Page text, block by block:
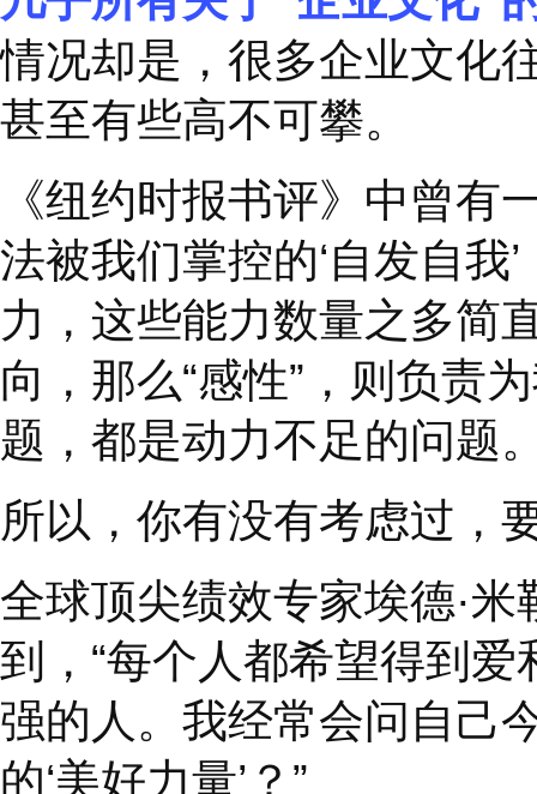
有了清晰的企业文化
几乎所有关于“企业文
情况却是，很多企业
甚至有些高不可攀。
《纽约时报书评》中
法被我们掌控的‘自发
力，这些能力数量之
向，那么“感性”，则负
题，都是动力不足的
所以，你有没有考虑